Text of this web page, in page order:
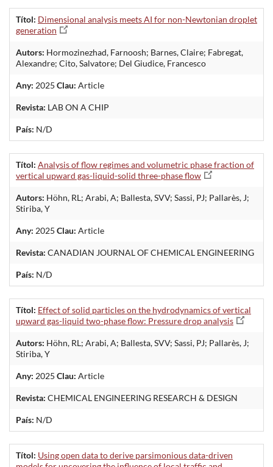
Títol: Dimensional analysis meets AI for non-Newtonian droplet
generation
Autors: Hormozinezhad, Farnoosh; Barnes, Claire; Fabregat,
Alexandre; Cito, Salvatore; Del Giudice, Francesco
Any: 2025 Clau: Article
Revista: LAB ON A CHIP
País: N/D
Títol: Analysis of flow regimes and volumetric phase fraction of
vertical upward gas-liquid-solid three-phase flow
Autors: Höhn, RL; Arabi, A; Ballesta, SVV; Sassi, PJ; Pallarès, J;
Stiriba, Y
Any: 2025 Clau: Article
Revista: CANADIAN JOURNAL OF CHEMICAL ENGINEERING
País: N/D
Títol: Effect of solid particles on the hydrodynamics of vertical
upward gas-liquid two-phase flow: Pressure drop analysis
Autors: Höhn, RL; Arabi, A; Ballesta, SVV; Sassi, PJ; Pallarès, J;
Stiriba, Y
Any: 2025 Clau: Article
Revista: CHEMICAL ENGINEERING RESEARCH & DESIGN
País: N/D
Títol: Using open data to derive parsimonious data-driven